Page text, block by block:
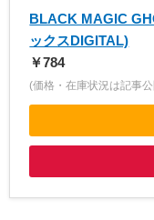
BLACK MAGIC
ックスDIGITAL)
￥784
(価格・在庫状況は記事